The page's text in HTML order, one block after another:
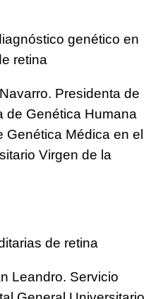
genético en
retina
Presidenta de
de Genética Humana
Médica en el
Virgen de la
de retina
Leandro. Servicio